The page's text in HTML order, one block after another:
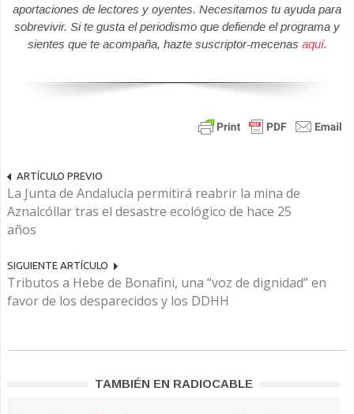
aportaciones de lectores y oyentes. Necesitamos tu ayuda para
sobrevivir. Si te gusta el periodismo que defiende el programa y
sientes que te acompaña, hazte suscriptor-mecenas aquí.
ARTÍCULO PREVIO
La Junta de Andalucía permitirá reabrir la mina de
Aznalcóllar tras el desastre ecológico de hace 25
años
SIGUIENTE ARTÍCULO
Tributos a Hebe de Bonafini, una “voz de dignidad” en
favor de los desparecidos y los DDHH
TAMBIÉN EN RADIOCABLE